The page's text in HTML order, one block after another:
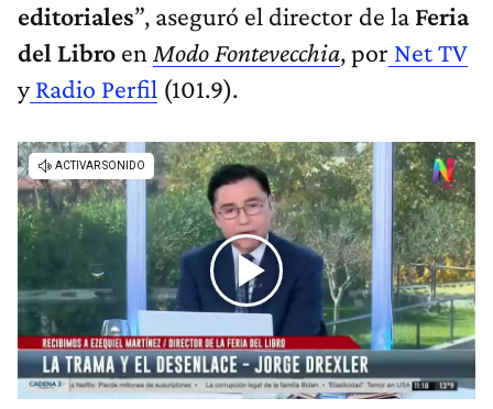
editoriales”, aseguró el director de la Feria
del Libro en Modo Fontevecchia, por Net TV
yRadio Perfil (101.9).